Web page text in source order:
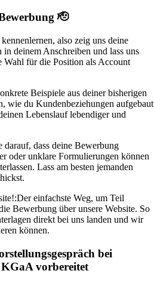
🫡
also zeig uns deine
deinem Anschreiben und lass uns
Wahl für die Position als Account
Beispiele aus deiner bisherigen
wie du Kundenbeziehungen aufgebaut
Lebenslauf lebendiger und
darauf, dass deine Bewerbung
oder unklare Formulierungen können
Lass am besten jemanden
Der einfachste Weg, um Teil
Bewerbung über unsere Website. So
direkt bei uns landen und wir
können.
bei
vorbereitet